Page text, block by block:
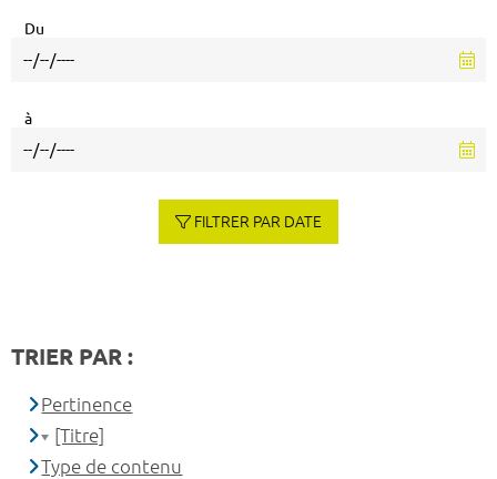
Du
à
FILTRER PAR DATE
TRIER PAR :
Pertinence
[Titre]
Type de contenu